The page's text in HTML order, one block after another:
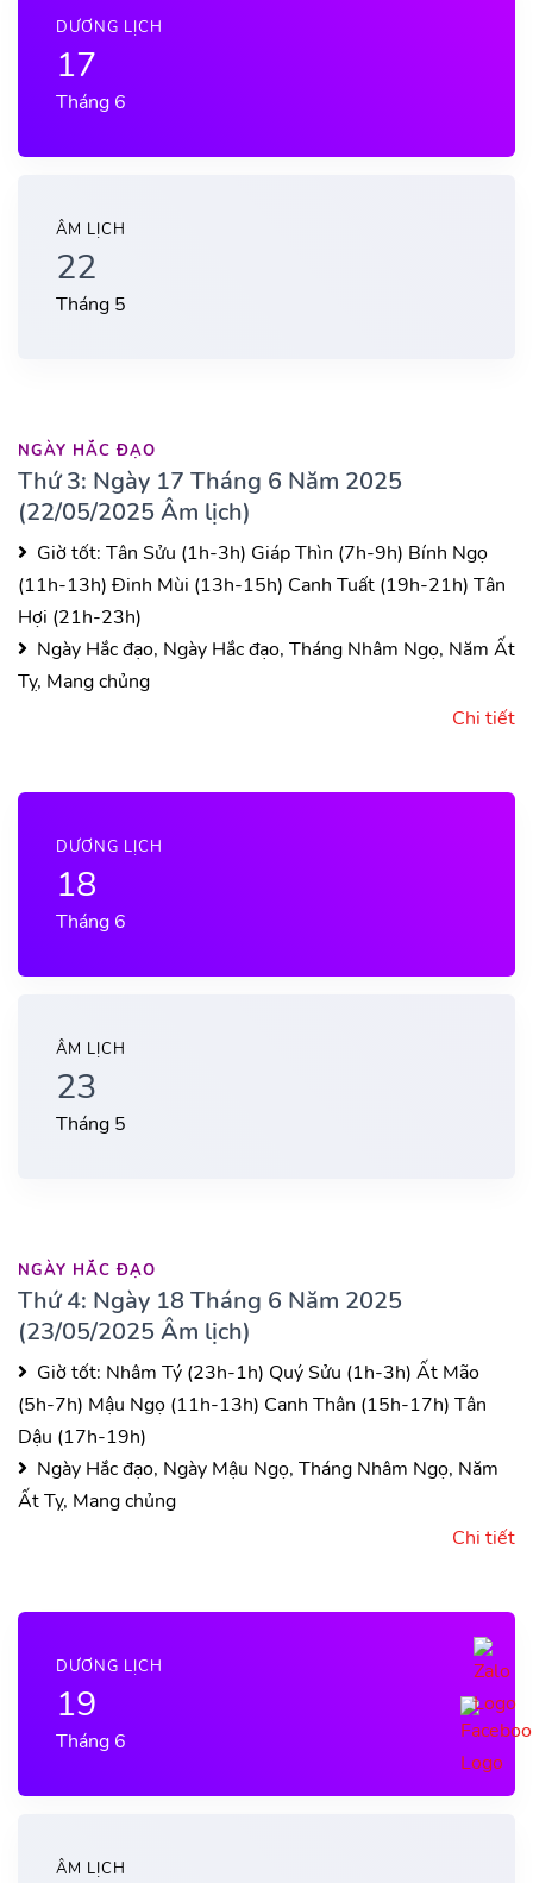
DƯƠNG LỊCH
17
Tháng 6
ÂM LỊCH
22
Tháng 5
NGÀY HẮC ĐẠO
Thứ 3: Ngày 17 Tháng 6 Năm 2025
(22/05/2025 Âm lịch)
Giờ tốt: Tân Sửu (1h-3h) Giáp Thìn (7h-9h) Bính Ngọ
(11h-13h) Đinh Mùi (13h-15h) Canh Tuất (19h-21h) Tân
Hợi (21h-23h)
Ngày Hắc đạo, Ngày Hắc đạo, Tháng Nhâm Ngọ, Năm Ất
Tỵ, Mang chủng
Chi tiết
DƯƠNG LỊCH
18
Tháng 6
ÂM LỊCH
23
Tháng 5
NGÀY HẮC ĐẠO
Thứ 4: Ngày 18 Tháng 6 Năm 2025
(23/05/2025 Âm lịch)
Giờ tốt: Nhâm Tý (23h-1h) Quý Sửu (1h-3h) Ất Mão
(5h-7h) Mậu Ngọ (11h-13h) Canh Thân (15h-17h) Tân
Dậu (17h-19h)
Ngày Hắc đạo, Ngày Mậu Ngọ, Tháng Nhâm Ngọ, Năm
Ất Tỵ, Mang chủng
Chi tiết
DƯƠNG LỊCH
19
Tháng 6
ÂM LỊCH